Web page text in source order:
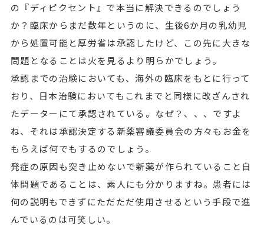
の『ディピクセント』で本当に解決できるのでしょう
か？臨床からまだ数年というのに、生後6か月の乳幼児
から処置可能と厚労省は承認したけど、この先に大きな
問題となることは火を見るより明らかでしょう。
承認までの治験においても、海外の臨床をもとに行って
おり、日本治験においてもこれまでと同様に改ざんされ
たデーターにて承認されている。なぜ？、、、ですよ
ね、それは承認決定する新薬審議委員会の方々もお金を
もらえば何でもするのでしょう。
発症の原因も突き止めないで新薬が作られていること自
体問題であることは、素人にも分かりますね。患者には
何の説明もできずにただただ使用させるという手段で進
んでいるのは可笑しい。